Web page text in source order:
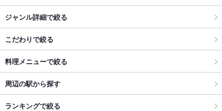
ジャンル詳細で絞る
こだわりで絞る
料理メニューで絞る
周辺の駅から探す
ランキングで絞る